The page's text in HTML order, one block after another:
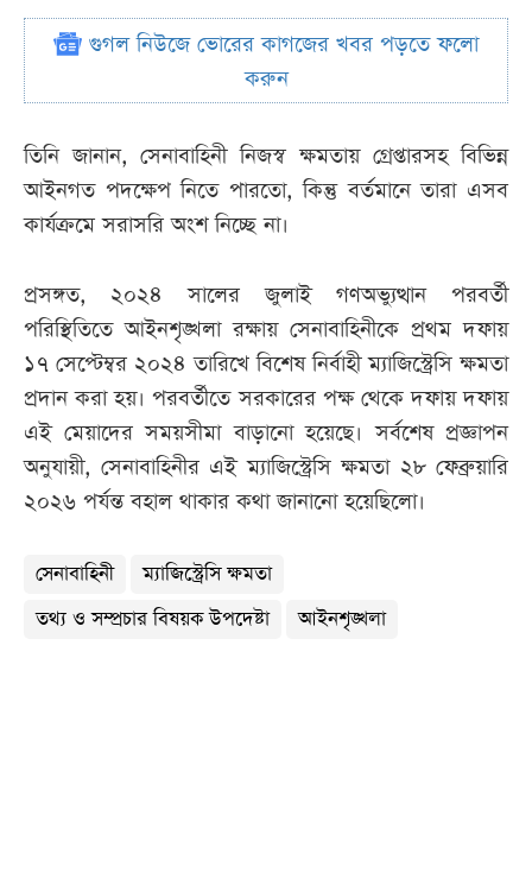
গুগল নিউজে ভোরের কাগজের খবর পড়তে ফলো
করুন
তিনি জানান, সেনাবাহিনী নিজস্ব ক্ষমতায় গ্রেপ্তারসহ বিভিন্ন
আইনগত পদক্ষেপ নিতে পারতো, কিন্তু বর্তমানে তারা এসব
কার্যক্রমে সরাসরি অংশ নিচ্ছে না।
প্রসঙ্গত, ২০২৪ সালের জুলাই গণঅভ্যুত্থান পরবর্তী
পরিস্থিতিতে আইনশৃঙ্খলা রক্ষায় সেনাবাহিনীকে প্রথম দফায়
১৭ সেপ্টেম্বর ২০২৪ তারিখে বিশেষ নির্বাহী ম্যাজিস্ট্রেসি ক্ষমতা
প্রদান করা হয়। পরবর্তীতে সরকারের পক্ষ থেকে দফায় দফায়
এই মেয়াদের সময়সীমা বাড়ানো হয়েছে। সর্বশেষ প্রজ্ঞাপন
অনুযায়ী, সেনাবাহিনীর এই ম্যাজিস্ট্রেসি ক্ষমতা ২৮ ফেব্রুয়ারি
২০২৬ পর্যন্ত বহাল থাকার কথা জানানো হয়েছিলো।
সেনাবাহিনী
ম্যাজিস্ট্রেসি ক্ষমতা
তথ্য ও সম্প্রচার বিষয়ক উপদেষ্টা
আইনশৃঙ্খলা